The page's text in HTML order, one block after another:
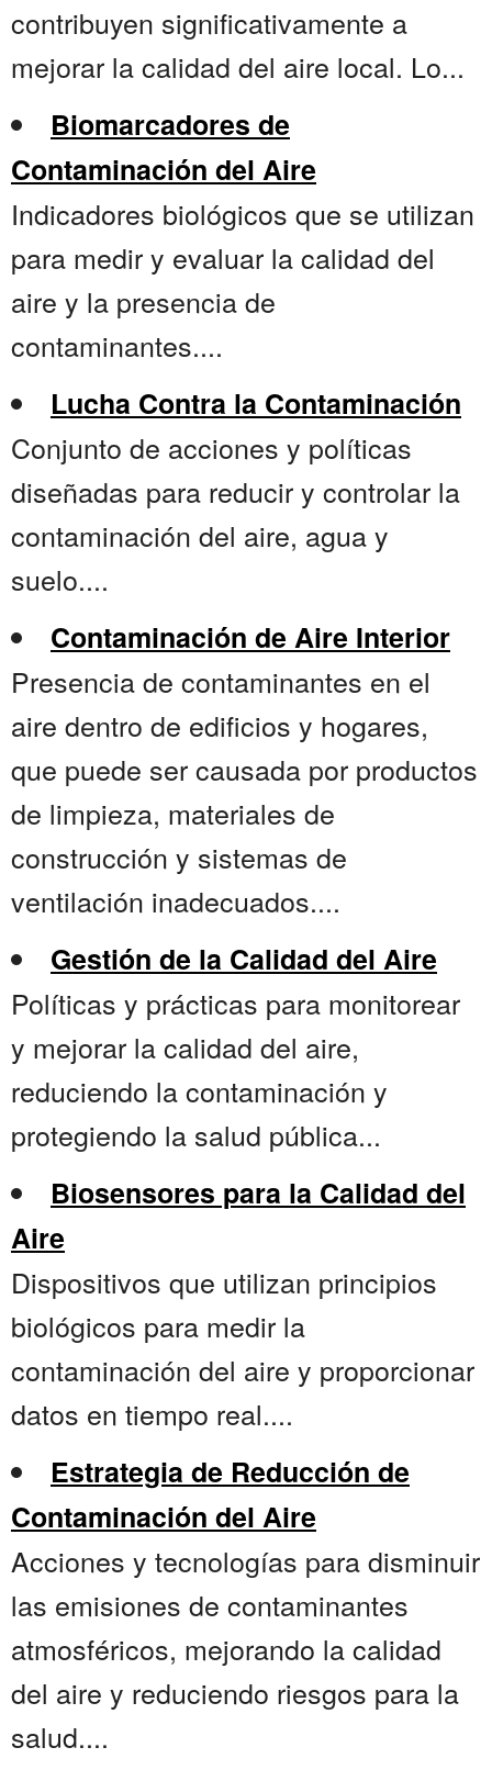
contribuyen significativamente a
mejorar la calidad del aire local. Lo...
Biomarcadores de
Contaminación del Aire
Indicadores biológicos que se utilizan
para medir y evaluar la calidad del
aire y la presencia de
contaminantes....
Lucha Contra la Contaminación
Conjunto de acciones y políticas
diseñadas para reducir y controlar la
contaminación del aire, agua y
suelo....
Contaminación de Aire Interior
Presencia de contaminantes en el
aire dentro de edificios y hogares,
que puede ser causada por productos
de limpieza, materiales de
construcción y sistemas de
ventilación inadecuados....
Gestión de la Calidad del Aire
Políticas y prácticas para monitorear
y mejorar la calidad del aire,
reduciendo la contaminación y
protegiendo la salud pública...
Biosensores para la Calidad del
Aire
Dispositivos que utilizan principios
biológicos para medir la
contaminación del aire y proporcionar
datos en tiempo real....
Estrategia de Reducción de
Contaminación del Aire
Acciones y tecnologías para disminuir
las emisiones de contaminantes
atmosféricos, mejorando la calidad
del aire y reduciendo riesgos para la
salud....